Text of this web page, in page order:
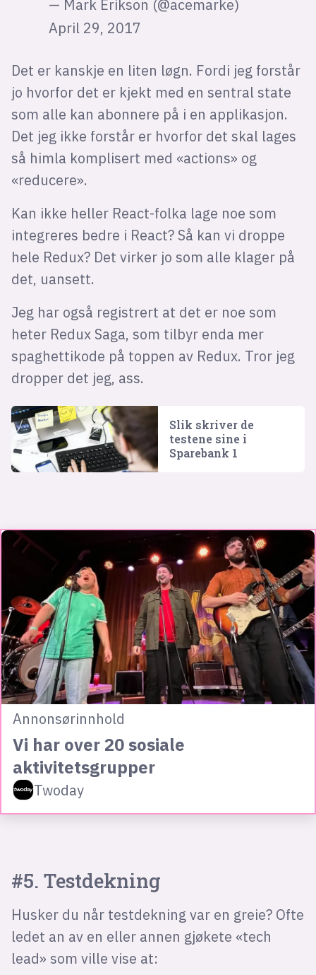
— Mark Erikson (@acemarke)
April 29, 2017
Det er kanskje en liten løgn. Fordi jeg forstår
jo hvorfor det er kjekt med en sentral state
som alle kan abonnere på i en applikasjon.
Det jeg ikke forstår er hvorfor det skal lages
så himla komplisert med «actions» og
«reducere».
Kan ikke heller React-folka lage noe som
integreres bedre i React? Så kan vi droppe
hele Redux? Det virker jo som alle klager på
det, uansett.
Jeg har også registrert at det er noe som
heter Redux Saga, som tilbyr enda mer
spaghettikode på toppen av Redux. Tror jeg
dropper det jeg, ass.
Slik skriver de
testene sine i
Sparebank 1
Annonsørinnhold
Vi har over 20 sosiale
aktivitetsgrupper
Twoday
#5. Testdekning
Husker du når testdekning var en greie? Ofte
ledet an av en eller annen gjøkete «tech
lead» som ville vise at: